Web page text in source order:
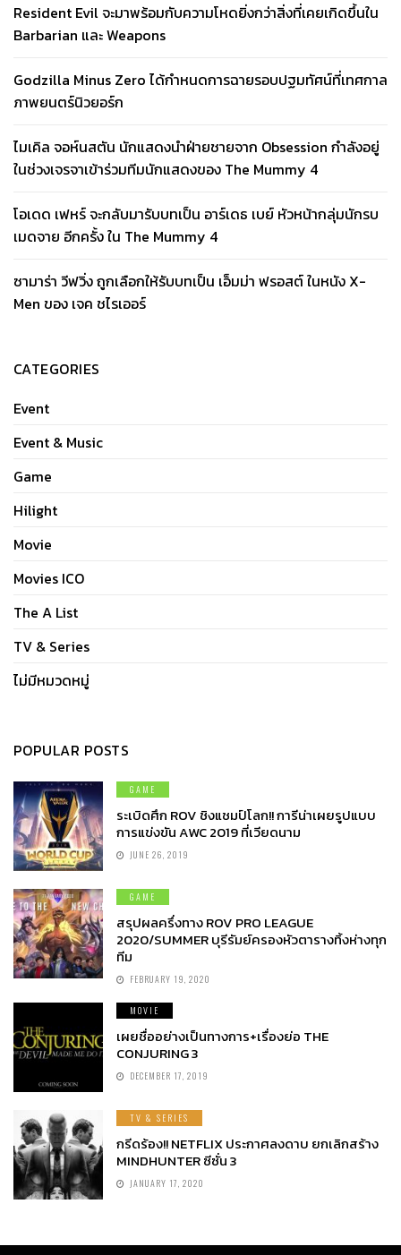
Resident Evil จะมาพร้อมกับความโหดยิ่งกว่าสิ่งที่เคยเกิดขึ้นใน
Barbarian และ Weapons
Godzilla Minus Zero ได้กำหนดการฉายรอบปฐมทัศน์ที่เทศกาล
ภาพยนตร์นิวยอร์ก
ไมเคิล จอห์นสตัน นักแสดงนำฝ่ายชายจาก Obsession กำลังอยู่
ในช่วงเจรจาเข้าร่วมทีมนักแสดงของ The Mummy 4
โอเดด เฟหร์ จะกลับมารับบทเป็น อาร์เดธ เบย์ หัวหน้ากลุ่มนักรบ
เมดจาย อีกครั้ง ใน The Mummy 4
ซามาร่า วีฟวิ่ง ถูกเลือกให้รับบทเป็น เอ็มม่า ฟรอสต์ ในหนัง X-
Men ของ เจค ชไรเออร์
CATEGORIES
Event
Event & Music
Game
Hilight
Movie
Movies ICO
The A List
TV & Series
ไม่มีหมวดหมู่
POPULAR POSTS
GAME
ระเบิดศึก ROV ชิงแชมป์โลก!! การีน่าเผยรูปแบบ
การแข่งขัน AWC 2019 ที่เวียดนาม
JUNE 26, 2019
GAME
สรุปผลครึ่งทาง ROV PRO LEAGUE
2020/SUMMER บุรีรัมย์ครองหัวตารางทิ้งห่างทุก
ทีม
FEBRUARY 19, 2020
MOVIE
เผยชื่ออย่างเป็นทางการ+เรื่องย่อ THE
CONJURING 3
DECEMBER 17, 2019
TV & SERIES
กรีดร้อง!! NETFLIX ประกาศลงดาบ ยกเลิกสร้าง
MINDHUNTER ซีซั่น 3
JANUARY 17, 2020